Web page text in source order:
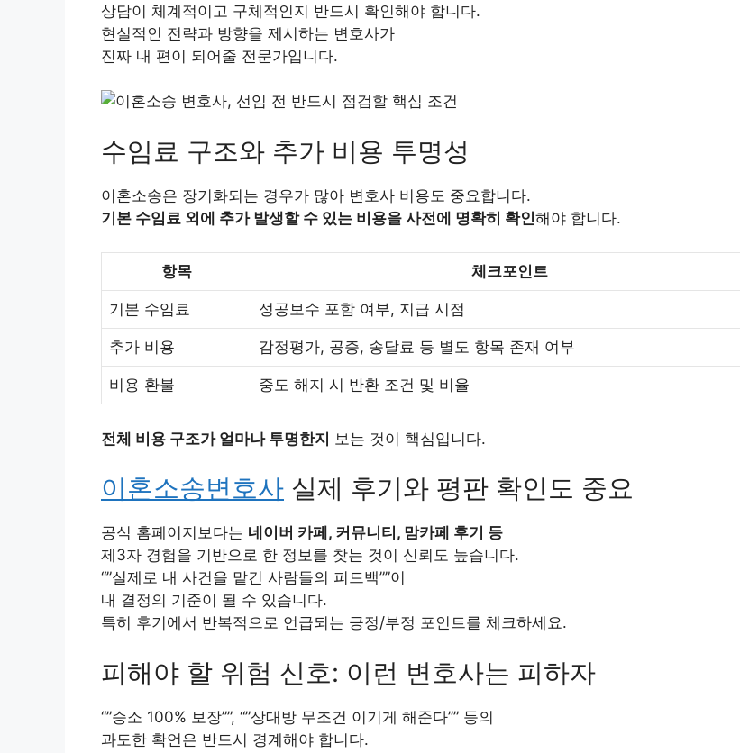
상담이 체계적이고 구체적인지 반드시 확인해야 합니다.
현실적인 전략과 방향을 제시하는 변호사가
진짜 내 편이 되어줄 전문가입니다.
수임료 구조와 추가 비용 투명성
이혼소송은 장기화되는 경우가 많아 변호사 비용도 중요합니다.
기본 수임료 외에 추가 발생할 수 있는 비용을 사전에 명확히 확인해야 합니다.
항목 체크포인트
기본 수임료 성공보수 포함 여부, 지급 시점
추가 비용 감정평가, 공증, 송달료 등 별도 항목 존재 여부
비용 환불 중도 해지 시 반환 조건 및 비율
전체 비용 구조가 얼마나 투명한지 보는 것이 핵심입니다.
이혼소송변호사 실제 후기와 평판 확인도 중요
공식 홈페이지보다는 네이버 카페, 커뮤니티, 맘카페 후기 등
제3자 경험을 기반으로 한 정보를 찾는 것이 신뢰도 높습니다.
“”실제로 내 사건을 맡긴 사람들의 피드백””이
내 결정의 기준이 될 수 있습니다.
특히 후기에서 반복적으로 언급되는 긍정/부정 포인트를 체크하세요.
피해야 할 위험 신호: 이런 변호사는 피하자
“”승소 100% 보장””, “”상대방 무조건 이기게 해준다”” 등의
과도한 확언은 반드시 경계해야 합니다.